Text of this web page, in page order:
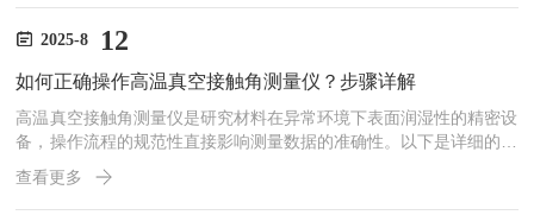
液体与空气界面的表面张力。界面张力测量：测量两种不相溶液体之
间的界面张力。动态表面张力测量：研究表面张力随时间的变化。接
测定：用于表面活性剂的研究。测量原理表面张力仪的测量原理主要
基...
2025-8 12
如何正确操作高温真空接触角测量仪？步骤详解
高温真空接触角测量仪是研究材料在异常环境下表面润湿性的精密设
备，操作流程的规范性直接影响测量数据的准确性。以下是详细的操
作步骤解析：​前期准备阶段需重点关注样品与设备检查。首先选取尺
寸适配的样品(直径通常不超过50mm)，用无水乙醇超声清洗10分钟
查看更多